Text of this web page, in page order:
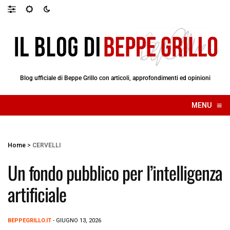
Blog ufficiale di Beppe Grillo con articoli, approfondimenti ed opinioni
MENU ≡
☰
Home > CERVELLI
Un fondo pubblico per l’intelligenza
artificiale
BEPPEGRILLO.IT - GIUGNO 13, 2026